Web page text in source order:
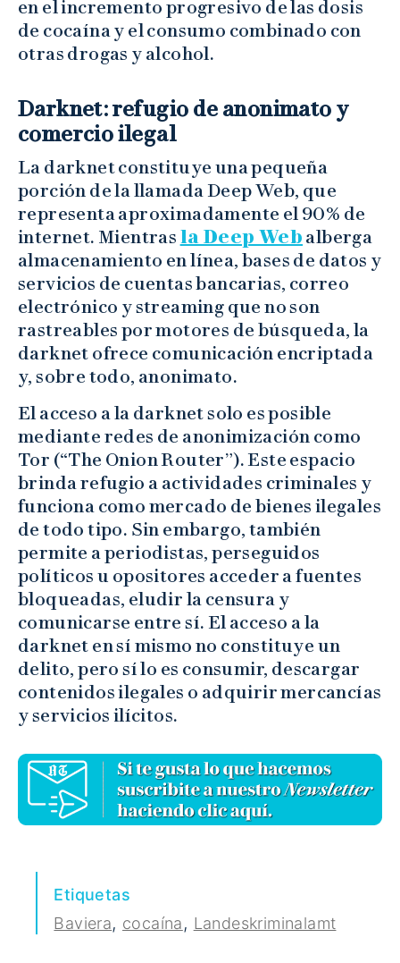
en el incremento progresivo de las dosis
de cocaína y el consumo combinado con
otras drogas y alcohol.
Darknet: refugio de anonimato y
comercio ilegal
La darknet constituye una pequeña
porción de la llamada Deep Web, que
representa aproximadamente el 90% de
internet. Mientras la Deep Web alberga
almacenamiento en línea, bases de datos y
servicios de cuentas bancarias, correo
electrónico y streaming que no son
rastreables por motores de búsqueda, la
darknet ofrece comunicación encriptada
y, sobre todo, anonimato.
El acceso a la darknet solo es posible
mediante redes de anonimización como
Tor (“The Onion Router”). Este espacio
brinda refugio a actividades criminales y
funciona como mercado de bienes ilegales
de todo tipo. Sin embargo, también
permite a periodistas, perseguidos
políticos u opositores acceder a fuentes
bloqueadas, eludir la censura y
comunicarse entre sí. El acceso a la
darknet en sí mismo no constituye un
delito, pero sí lo es consumir, descargar
contenidos ilegales o adquirir mercancías
y servicios ilícitos.
Etiquetas
Baviera, cocaína, Landeskriminalamt